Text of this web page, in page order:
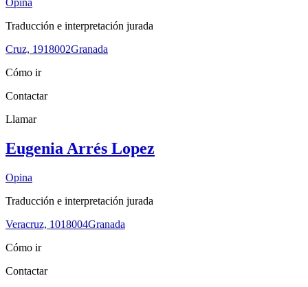
Opina
Traducción e interpretación jurada
Cruz, 1918002Granada
Cómo ir
Contactar
Llamar
Eugenia Arrés Lopez
Opina
Traducción e interpretación jurada
Veracruz, 1018004Granada
Cómo ir
Contactar